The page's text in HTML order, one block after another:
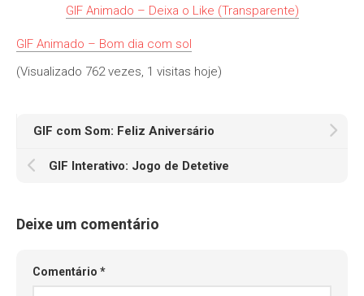
GIF Animado – Deixa o Like (Transparente)
GIF Animado – Bom dia com sol
(Visualizado 762 vezes, 1 visitas hoje)
GIF com Som: Feliz Aniversário
GIF Interativo: Jogo de Detetive
Deixe um comentário
Comentário *